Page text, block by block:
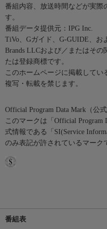
番組内容、放送時間などが実際
す。
番組データ提供元：IPG Inc.
TiVo、Gガイド、G-GUIDE、お
Brands LLCおよび／またはそ
たは登録商標です。
このホームページに掲載して
複写・転載を禁じます。
Official Program Data Mark（公
このマークは「Official Program
式情報である「SI(Service
のみ表記が許されているマーク
番組表